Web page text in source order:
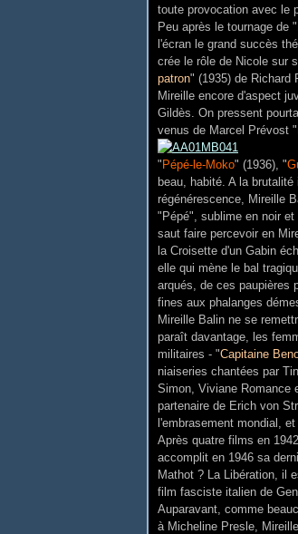
toute provocation avec le
Peu après le tournage de
l'écran le grand succès
crée le rôle de Nicole sur
patron" (1935) de Richard
Mireille encore d'aspect
Gildès. On pressent
venus de Marcel Prévost "
" Pépé-le-Moko" (1936), "
beau, habité. A la
régénérescence, Mireille
"Pépé", sublime en noir
saut faire percevoir en
la Croisette d'un Gabin
elle qui mène le bal
arqués, de ces paupières
fines aux phalanges
Mireille Balin ne se
paraît davantage, les
militaires - "Capitaine
niaiseries chantées par
Simon, Viviane Romance
partenaire de Erich von
l'embrasement mondial,
Après quatre films en
accomplit en 1946 sa
Mathot ? La Libération, il
film fasciste italien de
Auparavant, comme
à Micheline Presle,